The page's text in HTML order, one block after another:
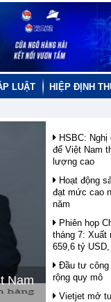
LUẬT HIỆP ĐỊNH
Nam
HSBC:
để Việt Nam
lượng cao
Hoạt động
đạt mức cao
năm
Phiên họp
tháng 7: Xuất
659,6 tỷ
Đầu tư công
rộng quy mô
Vietjet mở